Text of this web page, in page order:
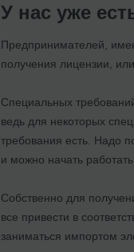
У нас уже
Предпринимателей,
получения лицензии,
Специальных
ведь для некоторых
требования есть. Надо
и можно начать
Собственно для
все привести в
заниматься импортом